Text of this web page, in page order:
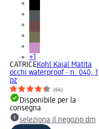
+1
CATRICEKohl Kajal Matita
occhi waterproof - n. 040, 1
pz
(64)
Disponibile per la
consegna
seleziona il negozio dm